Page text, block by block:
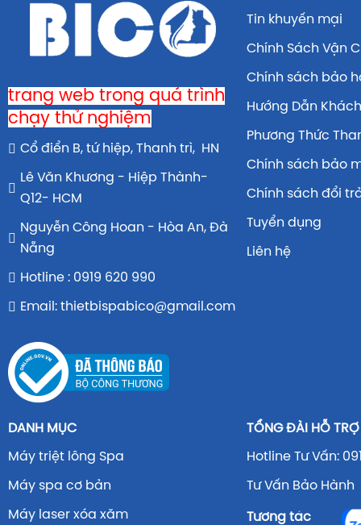
trang web trong quá trình
chạy thử nghiệm
Cổ điển B, tứ hiệp, Thanh trì, HN
Lê Văn Khương - Hiệp Thành-
Q12- HCM
Nguyễn Công Hoan - Hòa An, Đà
Nẵng
Hotline : 0919 620 990
Email: thietbispabico@gmail.com
Tin khuyến mại
Chính Sách Vận
Chính sách bảo
Hướng Dẫn
Phương Thức
Chính sách bảo
Chính sách đổi
Tuyển dụng
Liên hệ
DANH MỤC
Máy triệt lông Spa
Máy spa cơ bản
Máy laser xóa xăm
TỔNG ĐÀI HỖ TRỢ
Hotline Tư Vấn:
Tư Vấn Bảo Hành
Tương tác